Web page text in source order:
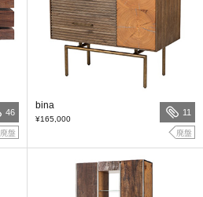
46
廃盤
bina
¥165,000
11
廃盤